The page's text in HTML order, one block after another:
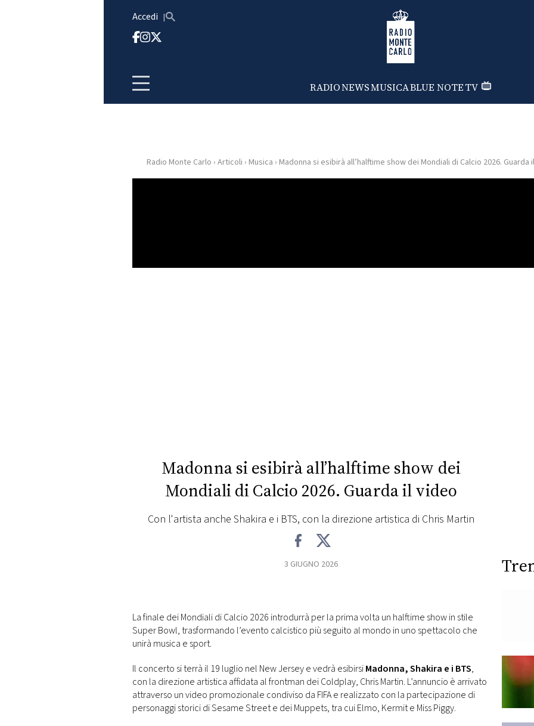
Accedi Radio Monte Carlo
RADIONEWSMUSICABLUE NOTETV
HOMERadio Monte Carlo › Articoli › Musica › Madonna si esibirà all’halftime show dei Mondiali di Calcio 2026. Guarda
Madonna si esibirà all’halftime show dei
Mondiali di Calcio 2026. Guarda il video
Con l'artista anche Shakira e i BTS, con la direzione artistica di Chris Martin
3 GIUGNO 2026
La finale dei Mondiali di Calcio 2026 introdurrà per la prima volta un halftime show in stile
Super Bowl, trasformando l’evento calcistico più seguito al mondo in uno spettacolo che
unirà musica e sport.
Il concerto si terrà il 19 luglio nel New Jersey e vedrà esibirsiMadonna, Shakira e i BTS,
con la direzione artistica affidata al frontman dei Coldplay, Chris Martin. L’annuncio è arrivato
attraverso un video promozionale condiviso da FIFA e realizzato con la partecipazione di
personaggi storici di Sesame Street e dei Muppets, tra cui Elmo, Kermit e Miss Piggy.